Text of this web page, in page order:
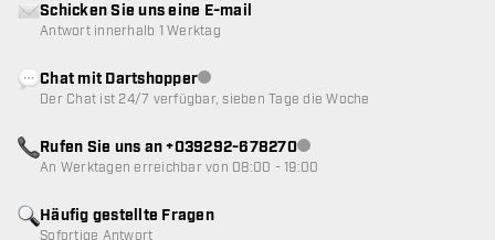
Häufig gestellte Fragen
Sofortige Antwort
Schicken Sie uns eine E-mail
Antwort innerhalb 1 Werktag
Chat mit DartshopperKundenservice nicht verfügbar
Der Chat ist 24/7 verfügbar, sieben Tage die Woche
Rufen Sie uns an +039292-678270Kundenservice nicht
An Werktagen erreichbar von 08:00 - 19:00